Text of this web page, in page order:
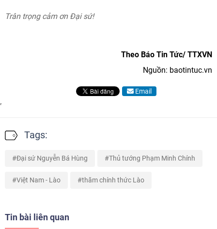
Trân trọng cảm ơn Đại sứ!
Theo Báo Tin Tức/ TTXVN
Nguồn: baotintuc.vn
Email
Tags:
Đại sứ Nguyễn Bá Hùng Thủ tướng Phạm Minh Chính
Việt Nam - Lào thăm chính thức Lào
Tin bài liên quan